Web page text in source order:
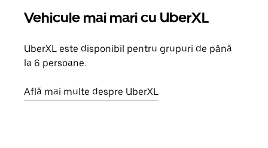
Vehicule mai mari cu UberXL
UberXL este disponibil pentru grupuri de până
la 6 persoane.
Află mai multe despre UberXL